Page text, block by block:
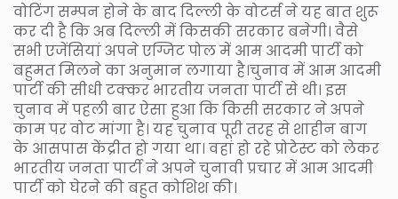
वोटिंग सम्पन होने के बाद दिल्ली के वोटर्स ने यह बात शुरू
कर दी है कि अब दिल्ली में किसकी सरकार बनेगी। वैसे
सभी एजेंसियां अपने एग्जिट पोल में आम आदमी पार्टी को
बहुमत मिलने का अनुमान लगाया है।चुनाव में आम आदमी
पार्टी की सीधी टक्कर भारतीय जनता पार्टी से थी। इस
चुनाव में पहली बार ऐसा हुआ कि किसी सरकार ने अपने
काम पर वोट मांगा है। यह चुनाव पूरी तरह से शाहीन बाग
के आसपास केंद्रीत हो गया था। वहां हो रहे प्रोटेस्ट को लेकर
भारतीय जनता पार्टी ने अपने चुनावी प्रचार में आम आदमी
पार्टी को घेरने की बहुत कोशिश की।